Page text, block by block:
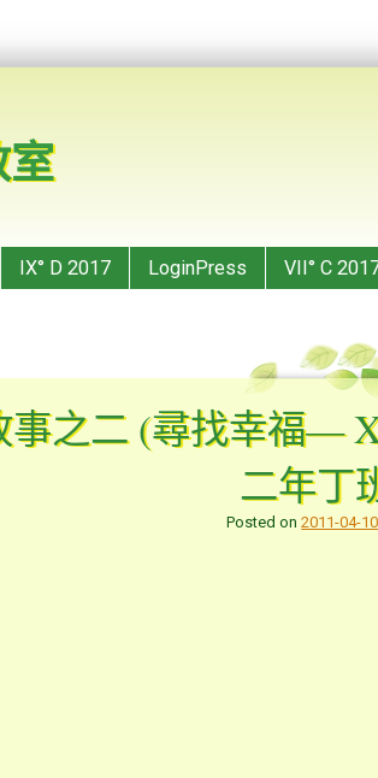
IX° D 2017 LoginPress VII° C
事之二 (尋找幸福—
二年丁
Posted on2011-04-10